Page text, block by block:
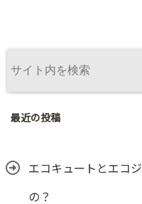
最近の投稿
エコキュートとエコ
の？